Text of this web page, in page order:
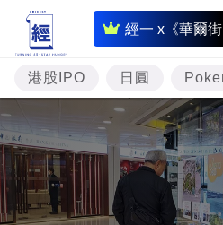
經一 x《華爾街
即
時
財
經
專
題
投
資
港股IPO 日圓